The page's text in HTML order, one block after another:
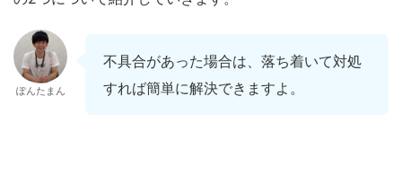
ぽんたまん
不具合があった場合は、落ち着いて対処
すれば簡単に解決できますよ。